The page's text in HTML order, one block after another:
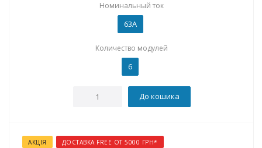
Номинальный ток
63А
Количество модулей
6
До кошика
АКЦІЯ ДОСТАВКА FREE ОТ 5000 ГРН*